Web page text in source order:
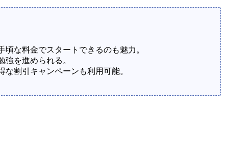
な料金でスタートできるのも魅力。
を進められる。
割引キャンペーンも利用可能。